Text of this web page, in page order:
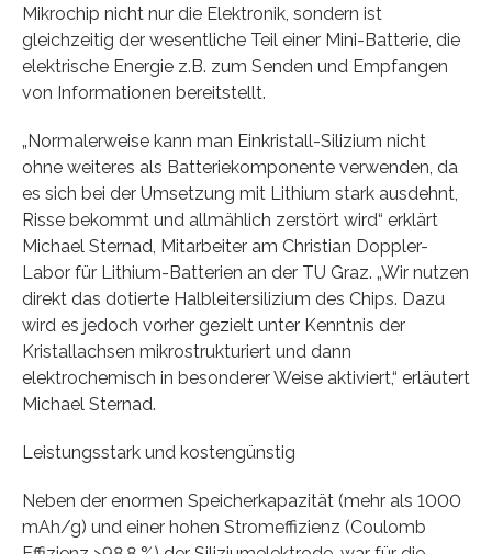
Mikrochip nicht nur die Elektronik, sondern ist
gleichzeitig der wesentliche Teil einer Mini-Batterie, die
elektrische Energie z.B. zum Senden und Empfangen
von Informationen bereitstellt.
„Normalerweise kann man Einkristall-Silizium nicht
ohne weiteres als Batteriekomponente verwenden, da
es sich bei der Umsetzung mit Lithium stark ausdehnt,
Risse bekommt und allmählich zerstört wird“ erklärt
Michael Sternad, Mitarbeiter am Christian Doppler-
Labor für Lithium-Batterien an der TU Graz. „Wir nutzen
direkt das dotierte Halbleitersilizium des Chips. Dazu
wird es jedoch vorher gezielt unter Kenntnis der
Kristallachsen mikrostrukturiert und dann
elektrochemisch in besonderer Weise aktiviert,“ erläutert
Michael Sternad.
Leistungsstark und kostengünstig
Neben der enormen Speicherkapazität (mehr als 1000
mAh/g) und einer hohen Stromeffizienz (Coulomb